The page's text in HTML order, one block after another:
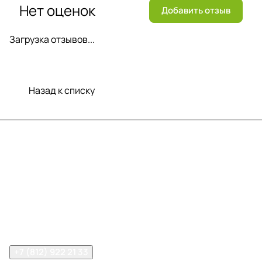
Загрузка отзывов...
Нет оценок Добавить отзыв
Назад к списку